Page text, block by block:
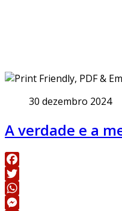
30 dezembro 2024
A verdade e a
Facebook
Twitter
WhatsApp